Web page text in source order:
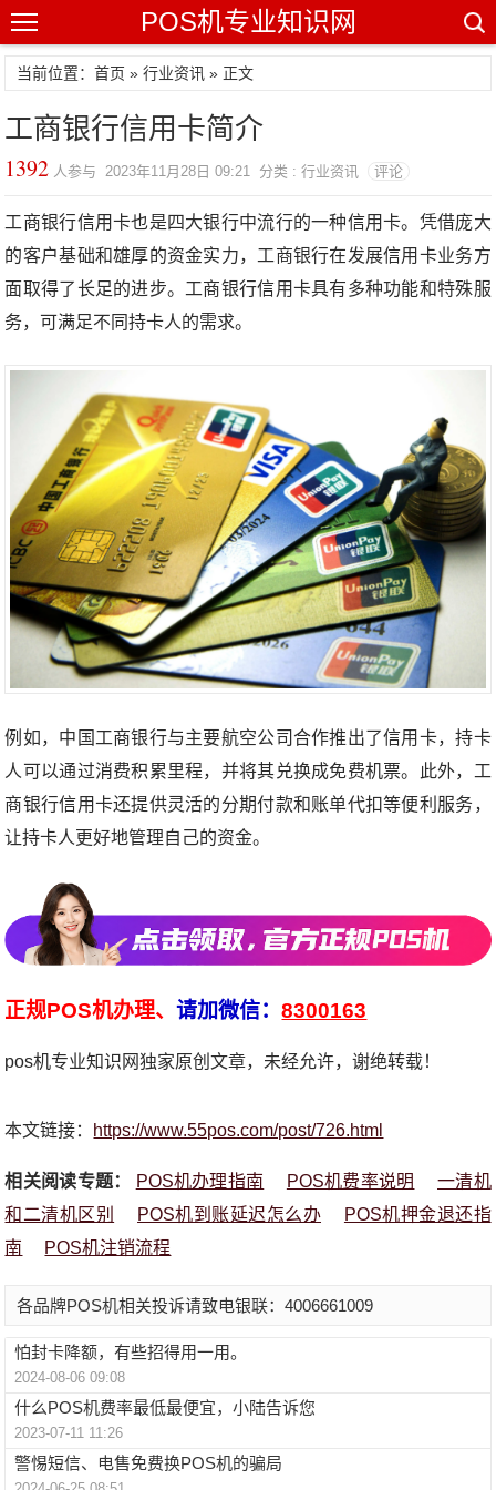
POS机专业知识网
当前位置：首页 »行业资讯 » 正文
工商银行信用卡简介
1392 人参与 2023年11月28日 09:21 分类 : 行业资讯 评论
工商银行信用卡也是四大银行中流行的一种信用卡。凭借庞大
的客户基础和雄厚的资金实力，工商银行在发展信用卡业务方
面取得了长足的进步。工商银行信用卡具有多种功能和特殊服
务，可满足不同持卡人的需求。
例如，中国工商银行与主要航空公司合作推出了信用卡，持卡
人可以通过消费积累里程，并将其兑换成免费机票。此外，工
商银行信用卡还提供灵活的分期付款和账单代扣等便利服务，
让持卡人更好地管理自己的资金。
正规POS机办理、请加微信：8300163
pos机专业知识网独家原创文章，未经允许，谢绝转载！
本文链接： https://www.55pos.com/post/726.html
相关阅读专题： POS机办理指南 POS机费率说明
一清机
和二清机区别
POS机到账延迟怎么办
POS机押金退还指
南
POS机注销流程
各品牌POS机相关投诉请致电银联：4006661009
怕封卡降额，有些招得用一用。
2024-08-06 09:08
什么POS机费率最低最便宜，小陆告诉您
2023-07-11 11:26
警惕短信、电售免费换POS机的骗局